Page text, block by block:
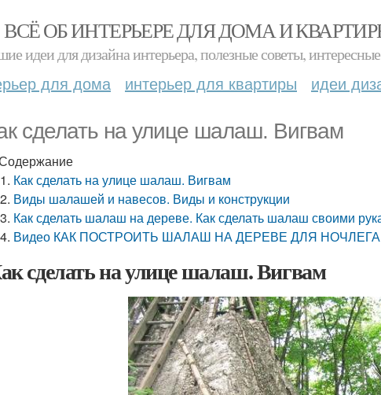
ВСЁ ОБ ИНТЕРЬЕРЕ ДЛЯ ДОМА И
идеи для дизайна интерьера, полезные советы,
для дома интерьер для квартиры идеи
сделать на улице шалаш. Вигвам
Как сделать на улице шалаш. Вигвам
Виды шалашей и навесов. Виды и конструкции
Как сделать шалаш на дереве. Как сделать шалаш своими
Видео КАК ПОСТРОИТЬ ШАЛАШ НА ДЕРЕВЕ ДЛЯ
сделать на улице шалаш. Вигвам